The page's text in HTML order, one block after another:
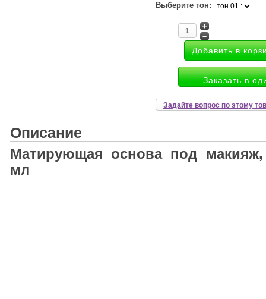
Выберите тон:
Заказать в
Задайте вопрос по этому
Описание
Матирующая основа под
мл